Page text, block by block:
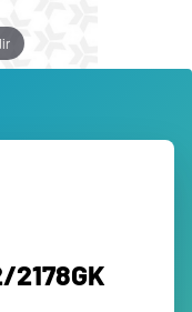
2178GK